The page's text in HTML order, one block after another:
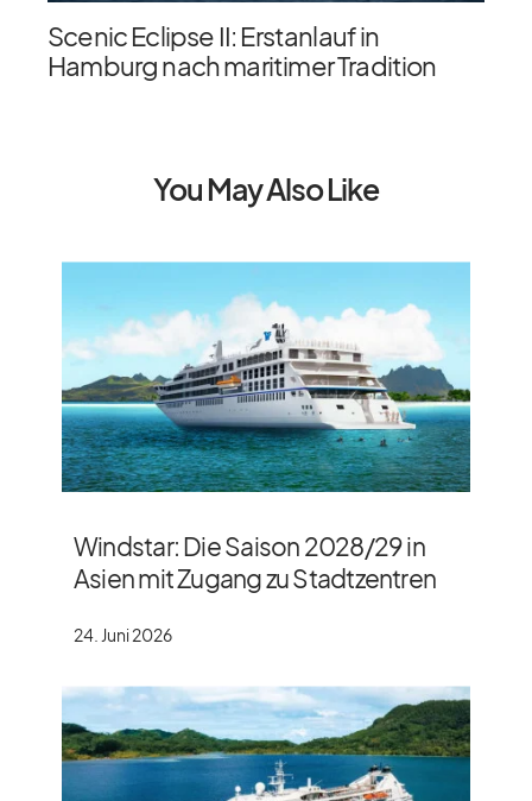
Scenic Eclipse II: Erstanlauf in
Hamburg nach maritimer Tradition
You May Also Like
Windstar: Die Saison 2028/​29 in
Asien mit Zugang zu Stadtzentren
24. Juni 2026